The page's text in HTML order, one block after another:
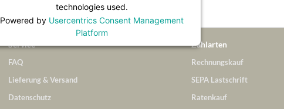
technologies used.
Powered by Usercentrics Consent Management
Platform
Service
FAQ
Lieferung & Versand
Datenschutz
Zahlarten
Rechnungskauf
SEPA Lastschrift
Ratenkauf